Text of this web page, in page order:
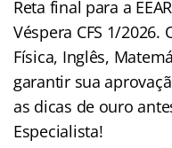
Reta final para a
Véspera CFS 1/
Física, Inglês,
garantir sua
as dicas de ouro
Especialista!